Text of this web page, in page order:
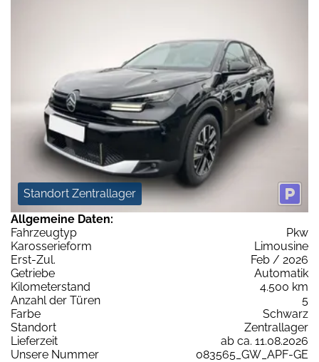
Standort Zentrallager
Allgemeine Daten:
Fahrzeugtyp
Pkw
Karosserieform
Limousine
Erst-Zul.
Feb / 2026
Getriebe
Automatik
Kilometerstand
4.500 km
Anzahl der Türen
5
Farbe
Schwarz
Standort
Zentrallager
Lieferzeit
ab ca. 11.08.2026
Unsere Nummer
083565_GW_APF-GE